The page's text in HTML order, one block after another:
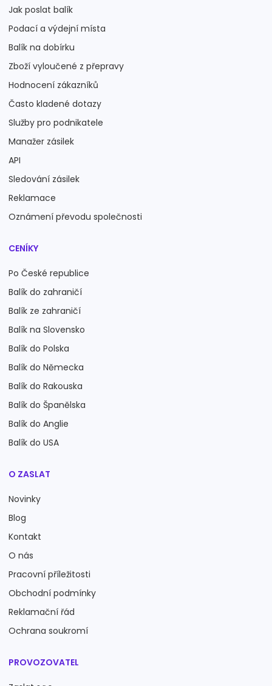
Jak poslat balík
Podací a výdejní místa
Balík na dobírku
Zboží vyloučené z přepravy
Hodnocení zákazníků
Často kladené dotazy
Služby pro podnikatele
Manažer zásilek
API
Sledování zásilek
Reklamace
Oznámení převodu společnosti
CENÍKY
Po České republice
Balík do zahraničí
Balík ze zahraničí
Balík na Slovensko
Balík do Polska
Balík do Německa
Balík do Rakouska
Balík do Španělska
Balík do Anglie
Balík do USA
O ZASLAT
Novinky
Blog
Kontakt
O nás
Pracovní příležitosti
Obchodní podmínky
Reklamační řád
Ochrana soukromí
PROVOZOVATEL